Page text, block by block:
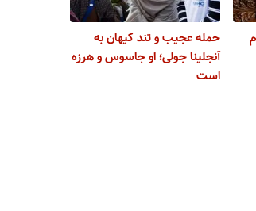
حمله عجیب و تند کیهان به
آنجلینا جولی؛ او جاسوس و هرزه
است